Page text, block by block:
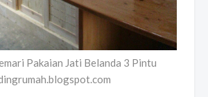
Pakaian Jati Belanda 3 Pintu